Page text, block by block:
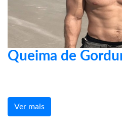
Queima de
Ver mais